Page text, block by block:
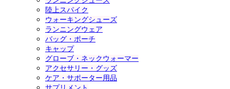
陸上スパイク
ウォーキングシューズ
ランニングウェア
バッグ・ポーチ
キャップ
グローブ・ネックウォーマー
アクセサリー・グッズ
ケア・サポーター用品